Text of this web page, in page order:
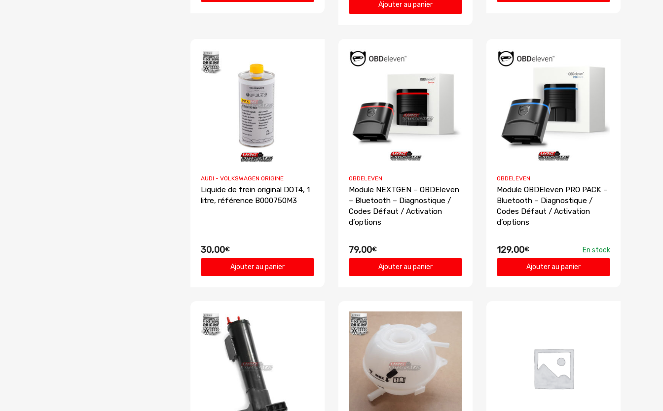
Ajouter au panier
AUDI - VOLKSWAGEN ORIGINE
Liquide de frein original DOT4, 1
litre, référence B000750M3
30,00€
Ajouter au panier
OBDELEVEN
Module NEXTGEN – OBDEleven
– Bluetooth – Diagnostique /
Codes Défaut / Activation
d’options
79,00€
Ajouter au panier
OBDELEVEN
Module OBDEleven PRO PACK –
Bluetooth – Diagnostique /
Codes Défaut / Activation
d’options
129,00€
En stock
Ajouter au panier